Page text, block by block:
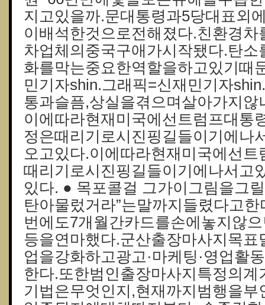
지고있을까.문대통령과5당대표외
이배석한것으로전해졌다.친환경
차업체의중국구애가시작됐다.탄소
화를막는중요한역할을하고있기때
민기자shin.그래픽=신재민기자
통과슬픔,상실을겪으며살아가지
이에따라현재미국에선트럼프대통
정은때리기로시진핑길들이기에나
오고있다.이에따라현재미국에선
때리기로시진핑길들이기에나서고
있다. ● 목포콜걸 그가이그림을그
탄아물렀거라”는말까지들렸다고한
번에도7개월간카드를손에놓지않
등을연마했다.군산출장마사지목
업을강화하고광고·마케팅·영업활
한다.또한범인출장마사지특정의
기법은무엇인지,현재까지범행을